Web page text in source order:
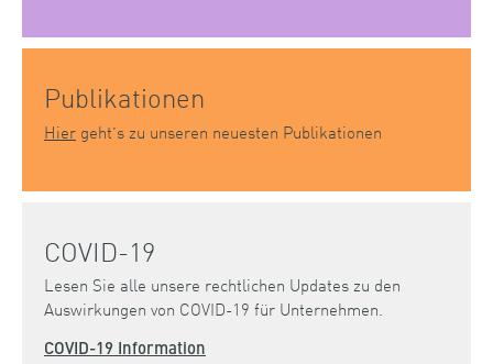
Publikationen
Hier geht’s zu unseren neuesten Publikationen
COVID-19
Lesen Sie alle unsere rechtlichen Updates zu den
Auswirkungen von COVID-19 für Unternehmen.
COVID-19 Information